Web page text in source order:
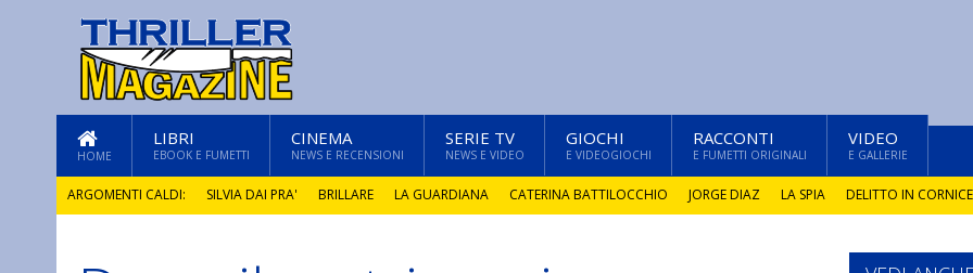
HOME
LIBRI
EBOOK E FUMETTI
CINEMA
NEWS E RECENSIONI
SERIE TV
NEWS E VIDEO
GIOCHI
E VIDEOGIOCHI
RACCONTI
E FUMETTI ORIGINALI
VIDEO
E GALLERIE
ARGOMENTI CALDI: SILVIA DAI PRA' BRILLARE LA GUARDIANA CATERINA BATTILOCCHIO JORGE DIAZ LA SPIA DELITTO IN CORNICE